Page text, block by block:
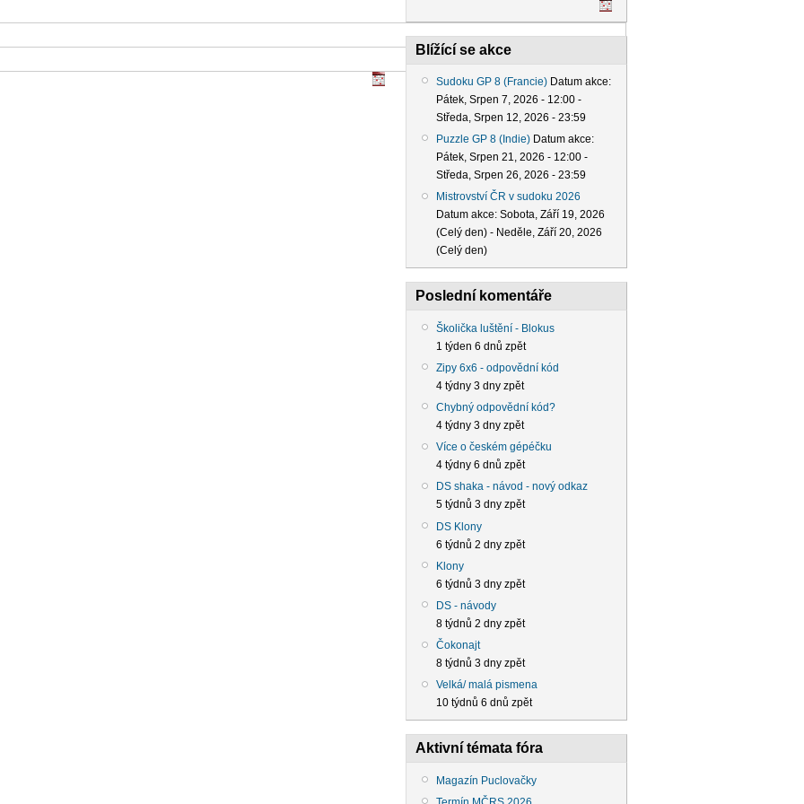
Blížící se akce
Sudoku GP 8 (Francie) Datum akce:
Pátek, Srpen 7, 2026 - 12:00 -
Středa, Srpen 12, 2026 - 23:59
Puzzle GP 8 (Indie) Datum akce:
Pátek, Srpen 21, 2026 - 12:00 -
Středa, Srpen 26, 2026 - 23:59
Mistrovství ČR v sudoku 2026
Datum akce: Sobota, Září 19, 2026
(Celý den) - Neděle, Září 20, 2026
(Celý den)
Poslední komentáře
Školička luštění - Blokus
1 týden 6 dnů zpět
Zipy 6x6 - odpovědní kód
4 týdny 3 dny zpět
Chybný odpovědní kód?
4 týdny 3 dny zpět
Více o českém gépéčku
4 týdny 6 dnů zpět
DS shaka - návod - nový odkaz
5 týdnů 3 dny zpět
DS Klony
6 týdnů 2 dny zpět
Klony
6 týdnů 3 dny zpět
DS - návody
8 týdnů 2 dny zpět
Čokonajt
8 týdnů 3 dny zpět
Velká/ malá pismena
10 týdnů 6 dnů zpět
Aktivní témata fóra
Magazín Puclovačky